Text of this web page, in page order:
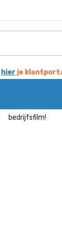
hier je
bedrijfsfilm!